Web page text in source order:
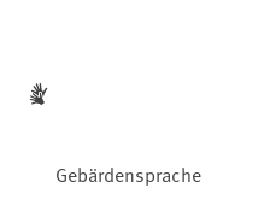
Gebärdensprache